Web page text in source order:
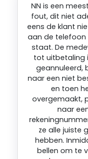
NN is een
fout, dit niet
eens de klant
aan de telefoon
staat. De
tot uitbetaling
geannuleerd,
naar een niet
en toen
overgemaakt,
naar
ze alle juiste
hebben.
bellen om te